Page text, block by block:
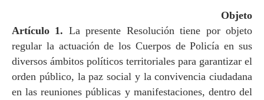
Objeto
Artículo 1. La presente Resolución tiene por objeto
regular la actuación de los Cuerpos de Policía en sus
diversos ámbitos políticos territoriales para garantizar el
orden público, la paz social y la convivencia ciudadana
en las reuniones públicas y manifestaciones, dentro del